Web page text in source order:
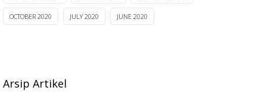
OCTOBER 2020 JULY 2020 JUNE 2020
Arsip Artikel